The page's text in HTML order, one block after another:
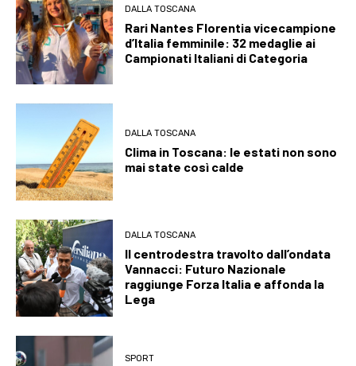
DALLA TOSCANA
Rari Nantes Florentia vicecampione
d’Italia femminile: 32 medaglie ai
Campionati Italiani di Categoria
DALLA TOSCANA
Clima in Toscana: le estati non sono
mai state così calde
DALLA TOSCANA
Il centrodestra travolto dall’ondata
Vannacci: Futuro Nazionale
raggiunge Forza Italia e affonda la
Lega
SPORT